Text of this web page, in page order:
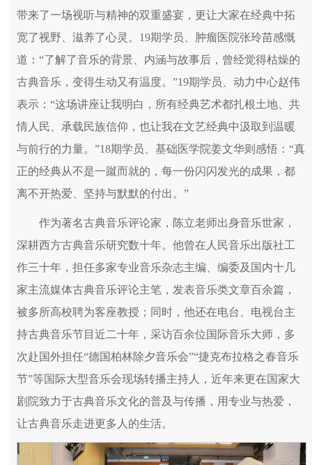
带来了一场视听与精神的双重盛宴，更让大家在经典中拓
宽了视野、滋养了心灵。19期学员、肿瘤医院张玲苗感慨
道：“了解了音乐的背景、内涵与故事后，曾经觉得枯燥的
古典音乐，变得生动又有温度。”19期学员、动力中心赵伟
表示：“这场讲座让我明白，所有经典艺术都扎根土地、共
情人民、承载民族信仰，也让我在文艺经典中汲取到温暖
与前行的力量。”18期学员、基础医学院姜文华则感悟：“真
正的经典从不是一蹴而就的，每一份闪闪发光的成果，都
离不开热爱、坚持与默默的付出。”
作为著名古典音乐评论家，陈立老师出身音乐世家，
深耕西方古典音乐研究数十年。他曾在人民音乐出版社工
作三十年，担任多家专业音乐杂志主编、编委及国内十几
家主流媒体古典音乐评论主笔，发表音乐类文章百余篇，
被多所高校聘为客座教授；同时，他还在电台、电视台主
持古典音乐节目近二十年，采访百余位国际音乐大师，多
次赴国外担任“德国柏林除夕音乐会”“捷克布拉格之春音乐
节”等国际大型音乐会现场转播主持人，近年来更在国家大
剧院致力于古典音乐文化的普及与传播，用专业与热爱，
让古典音乐走进更多人的生活。